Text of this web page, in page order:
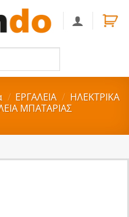
/ ΕΡΓΑΛΕΙΑ / ΗΛΕΚΤΡΙΚΑ
ΜΠΑΤΑΡΙΑΣ